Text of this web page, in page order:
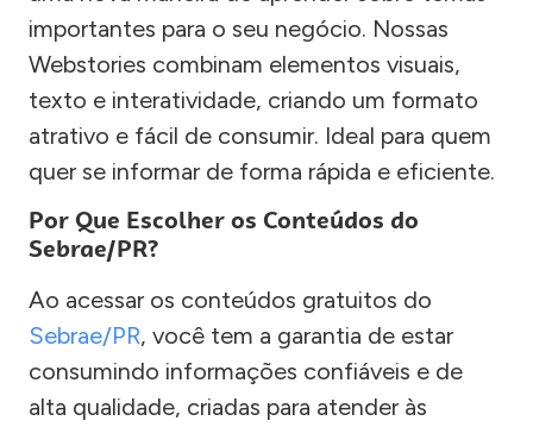
importantes para o seu negócio. Nossas
Webstories combinam elementos visuais,
texto e interatividade, criando um formato
atrativo e fácil de consumir. Ideal para quem
quer se informar de forma rápida e eficiente.
Por Que Escolher os Conteúdos do
Sebrae/PR?
Ao acessar os conteúdos gratuitos do
Sebrae/PR, você tem a garantia de estar
consumindo informações confiáveis e de
alta qualidade, criadas para atender às